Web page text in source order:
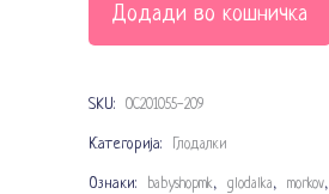
Додади во кошничка
SKU: OC201055-209
Категорија: Глодалки
Ознаки: babyshopmk, glodalka, morkov,